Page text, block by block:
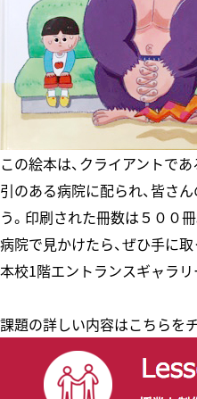
この絵本は、クライアントで
引のある病院に配られ、皆さ
う。印刷された冊数は５００冊
病院で見かけたら、ぜひ手に取
本校1階エントランスギャラリ
課題の詳しい内容はこちらを